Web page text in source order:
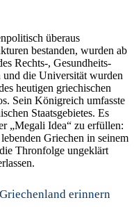
überaus
bestanden, wurden ab
Rechts-, Gesundheits-
und die Universität wurden
heutigen griechischen
Sein Königreich umfasste
Staatsgebietes. Es
„Megali Idea“ zu erfüllen:
Griechen in seinem
Thronfolge ungeklärt
erinnern